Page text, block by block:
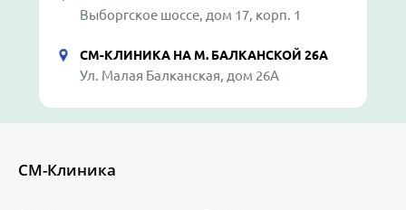
Выборгское шоссе, дом 17, корп. 1
СМ-КЛИНИКА НА М. БАЛКАНСКОЙ 26А
Ул. Малая Балканская, дом 26А
СМ-Клиника